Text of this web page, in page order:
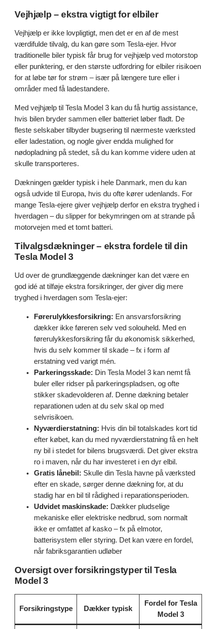
Vejhjælp – ekstra vigtigt for elbiler
Vejhjælp er ikke lovpligtigt, men det er en af de mest
værdifulde tilvalg, du kan gøre som Tesla-ejer. Hvor
traditionelle biler typisk får brug for vejhjælp ved motorstop
eller punktering, er den største udfordring for elbiler risikoen
for at løbe tør for strøm – især på længere ture eller i
områder med få ladestandere.
Med vejhjælp til Tesla Model 3 kan du få hurtig assistance,
hvis bilen bryder sammen eller batteriet løber fladt. De
fleste selskaber tilbyder bugsering til nærmeste værksted
eller ladestation, og nogle giver endda mulighed for
nødopladning på stedet, så du kan komme videre uden at
skulle transporteres.
Dækningen gælder typisk i hele Danmark, men du kan
også udvide til Europa, hvis du ofte kører udenlands. For
mange Tesla-ejere giver vejhjælp derfor en ekstra tryghed i
hverdagen – du slipper for bekymringen om at strande på
motorvejen med et tomt batteri.
Tilvalgsdækninger – ekstra fordele til din
Tesla Model 3
Ud over de grundlæggende dækninger kan det være en
god idé at tilføje ekstra forsikringer, der giver dig mere
tryghed i hverdagen som Tesla-ejer:
Førerulykkesforsikring: En ansvarsforsikring
dækker ikke føreren selv ved solouheld. Med en
førerulykkesforsikring får du økonomisk sikkerhed,
hvis du selv kommer til skade – fx i form af
erstatning ved varigt mén.
Parkeringsskade: Din Tesla Model 3 kan nemt få
buler eller ridser på parkeringspladsen, og ofte
stikker skadevolderen af. Denne dækning betaler
reparationen uden at du selv skal op med
selvrisikoen.
Nyværdierstatning: Hvis din bil totalskades kort tid
efter købet, kan du med nyværdierstatning få en helt
ny bil i stedet for bilens brugsværdi. Det giver ekstra
ro i maven, når du har investeret i en dyr elbil.
Gratis lånebil: Skulle din Tesla havne på værksted
efter en skade, sørger denne dækning for, at du
stadig har en bil til rådighed i reparationsperioden.
Udvidet maskinskade: Dækker pludselige
mekaniske eller elektriske nedbrud, som normalt
ikke er omfattet af kasko – fx på elmotor,
batterisystem eller styring. Det kan være en fordel,
når fabriksgarantien udløber
Oversigt over forsikringstyper til Tesla
Model 3
Forsikringstype Dækker typisk
Fordel for Tesla
Model 3